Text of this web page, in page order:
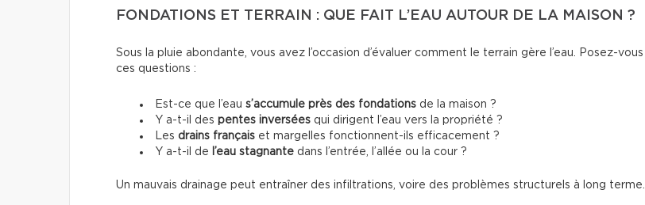
FONDATIONS ET TERRAIN : QUE FAIT L’EAU AUTOUR DE LA MAISON ?
Sous la pluie abondante, vous avez l’occasion d’évaluer comment le terrain gère l’eau. Posez-vous
ces questions :
Est-ce que l’eau s’accumule près des fondations de la maison ?
Y a-t-il des pentes inversées qui dirigent l’eau vers la propriété ?
Les drains français et margelles fonctionnent-ils efficacement ?
Y a-t-il de l’eau stagnante dans l’entrée, l’allée ou la cour ?
Un mauvais drainage peut entraîner des infiltrations, voire des problèmes structurels à long terme.